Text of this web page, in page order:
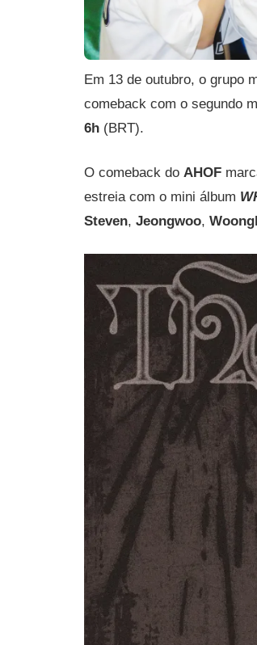
Em 13 de outubro, o grupo
comeback com o segundo
6h (BRT).
O comeback do AHOF
estreia com o mini álbum
Steven,Jeongwoo,